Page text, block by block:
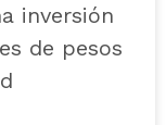
inversión
de pesos